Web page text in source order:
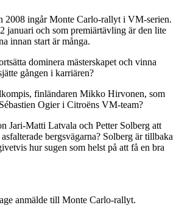
2008 ingår Monte Carlo-rallyt i VM-serien.
januari och som premiärtävling är den lite
innan start är många.
dominera mästerskapet och vinna
gången i karriären?
finländaren Mikko Hirvonen, som
Ogier i Citroëns VM-team?
Jari-Matti Latvala och Petter Solberg att
bergsvägarna? Solberg är tillbaka
hur sugen som helst på att få en bra
anmälde till Monte Carlo-rallyt.